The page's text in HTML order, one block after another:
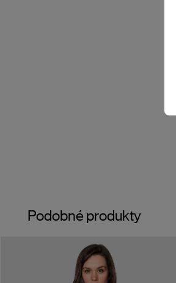
Podobné produkty